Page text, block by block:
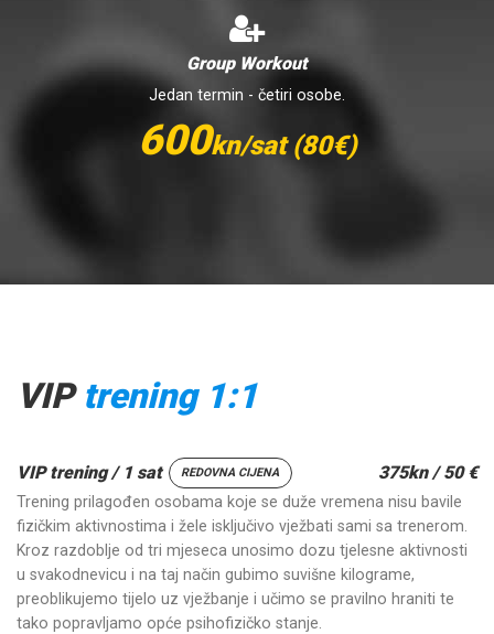
Group Workout
Jedan termin - četiri osobe.
600kn/sat (80€)
VIP trening 1:1
VIP trening / 1 sat REDOVNA CIJENA 375kn / 50 €
Trening prilagođen osobama koje se duže vremena nisu bavile
fizičkim aktivnostima i žele isključivo vježbati sami sa trenerom.
Kroz razdoblje od tri mjeseca unosimo dozu tjelesne aktivnosti
u svakodnevicu i na taj način gubimo suvišne kilograme,
preoblikujemo tijelo uz vježbanje i učimo se pravilno hraniti te
tako popravljamo opće psihofizičko stanje.